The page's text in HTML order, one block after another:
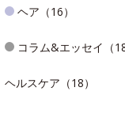
ヘア（16）
コラム&エッセイ（
ヘルスケア（18）